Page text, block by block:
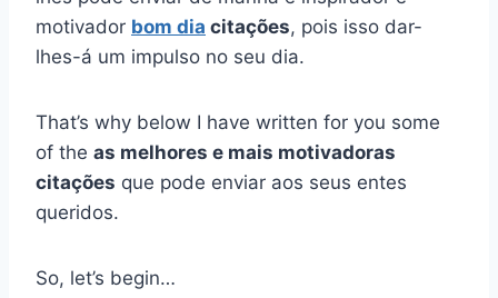
motivador bom dia citações, pois isso dar-
lhes-á um impulso no seu dia.
That’s why below I have written for you some
of the as melhores e mais motivadoras
citações que pode enviar aos seus entes
queridos.
So, let’s begin…